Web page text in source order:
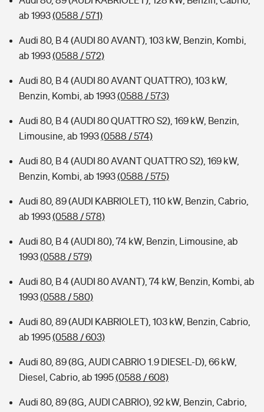
ab 1993(0588 / 571)
Audi 80, B 4 (AUDI 80 AVANT), 103 kW, Benzin, Kombi,
ab 1993(0588 / 572)
Audi 80, B 4 (AUDI 80 AVANT QUATTRO), 103 kW,
Benzin, Kombi, ab 1993(0588 / 573)
Audi 80, B 4 (AUDI 80 QUATTRO S2), 169 kW, Benzin,
Limousine, ab 1993(0588 / 574)
Audi 80, B 4 (AUDI 80 AVANT QUATTRO S2), 169 kW,
Benzin, Kombi, ab 1993(0588 / 575)
Audi 80, 89 (AUDI KABRIOLET), 110 kW, Benzin, Cabrio,
ab 1993(0588 / 578)
Audi 80, B 4 (AUDI 80), 74 kW, Benzin, Limousine, ab
1993(0588 / 579)
Audi 80, B 4 (AUDI 80 AVANT), 74 kW, Benzin, Kombi, ab
1993(0588 / 580)
Audi 80, 89 (AUDI KABRIOLET), 103 kW, Benzin, Cabrio,
ab 1995(0588 / 603)
Audi 80, 89 (8G, AUDI CABRIO 1.9 DIESEL-D), 66 kW,
Diesel, Cabrio, ab 1995(0588 / 608)
Audi 80, 89 (8G, AUDI CABRIO), 92 kW, Benzin, Cabrio,